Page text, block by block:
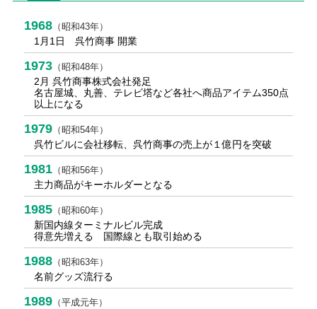
1968（昭和43年）
1月1日 呉竹商事 開業
1973（昭和48年）
2月 呉竹商事株式会社発足
名古屋城、丸善、テレビ塔など各社へ商品アイテム350点
以上になる
1979（昭和54年）
呉竹ビルに会社移転、呉竹商事の売上が１億円を突破
1981（昭和56年）
主力商品がキーホルダーとなる
1985（昭和60年）
新国内線ターミナルビル完成
得意先増える 国際線とも取引始める
1988（昭和63年）
名前グッズ流行る
1989（平成元年）